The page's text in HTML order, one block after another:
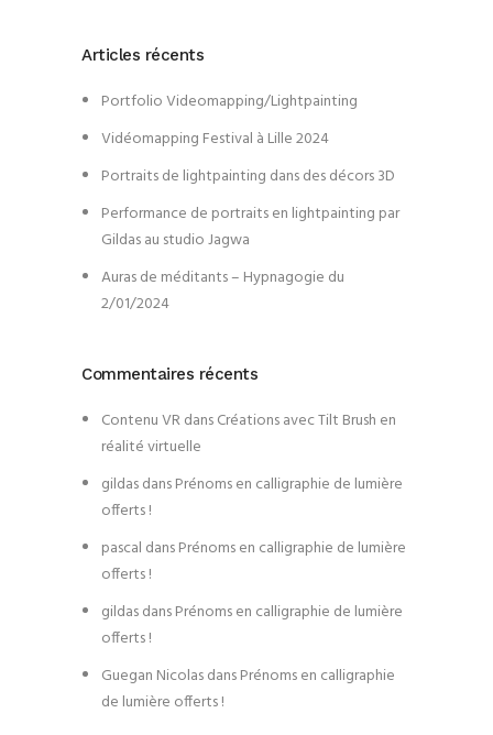
Articles récents
Portfolio Videomapping/Lightpainting
Vidéomapping Festival à Lille 2024
Portraits de lightpainting dans des décors 3D
Performance de portraits en lightpainting par
Gildas au studio Jagwa
Auras de méditants – Hypnagogie du
2/01/2024
Commentaires récents
Contenu VRdansCréations avec Tilt Brush en
réalité virtuelle
gildasdansPrénoms en calligraphie de lumière
offerts !
pascal dansPrénoms en calligraphie de lumière
offerts !
gildasdansPrénoms en calligraphie de lumière
offerts !
Guegan NicolasdansPrénoms en calligraphie
de lumière offerts !